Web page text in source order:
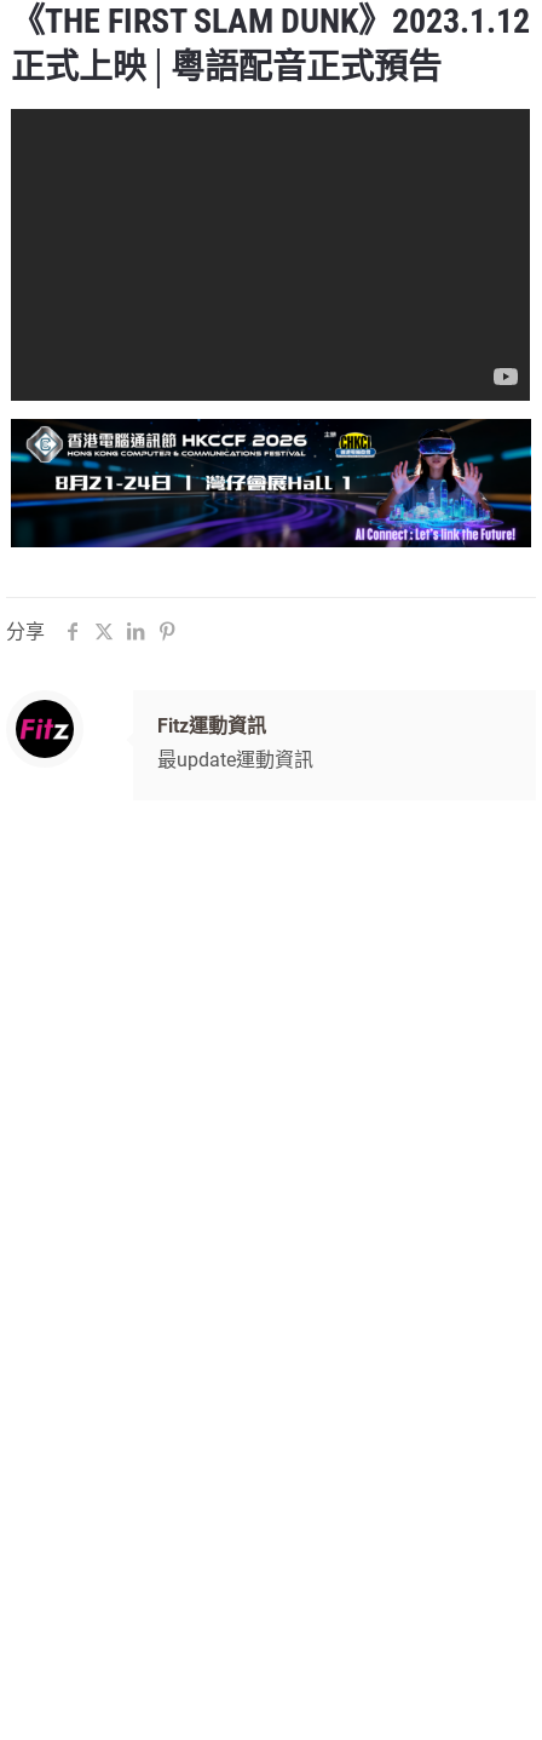
《THE FIRST SLAM DUNK》2023.1.12
正式上映│粵語配音正式預告
分享
Fitz運動資訊
最update運動資訊